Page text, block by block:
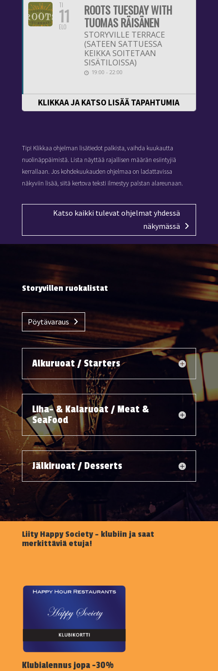
TI
11
ELO
ROOTS TUESDAY WITH
TUOMAS RÄISÄNEN
STORYVILLE TERRACE
(SATEEN SATTUESSA
KEIKKA SOITETAAN
SISÄTILOISSA)
19:00 - 22:00
KLIKKAA JA KATSO LISÄÄ TAPAHTUMIA
Tip! Klikkaa ohjelman lisätiedot palkista, vaihda kuukautta
nuolinäppäimistä. Lista näyttää rajallisen määrän esiintyjiä
kerrallaan. Jos kohdekuukauden ohjelmaa on ladattavissa
näkyviin lisää, siitä kertova teksti ilmestyy palstan alareunaan.
Katso kaikki tulevat ohjelmat yhdessä
näkymässä
Storyvillen ruokalistat
Pöytävaraus
Alkuruoat / Starters
Liha- & Kalaruoat / Meat &
SeaFood
Jälkiruoat / Desserts
Liity Happy Society – klubiin ja saat
merkittäviä etuja!
Klubialennus jopa -30%